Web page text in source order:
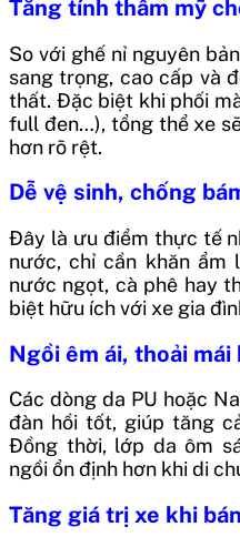
Tăng tính thẩm mỹ
So với ghế nỉ nguyên
sang trọng, cao cấp và
thất. Đặc biệt khi phối
full đen…), tổng thể xe
hơn rõ rệt.
Dễ vệ sinh, chống
Đây là ưu điểm thực tế
nước, chỉ cần khăn ẩm
nước ngọt, cà phê hay
biệt hữu ích với xe gia
Ngồi êm ái, thoải mái
Các dòng da PU hoặc
đàn hồi tốt, giúp tăng
Đồng thời, lớp da ôm
ngồi ổn định hơn khi di
Tăng giá trị xe khi